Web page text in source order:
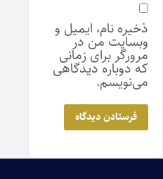
ذخیره نام، ایمیل و
وبسایت من در
مرورگر برای زمانی
که دوباره دیدگاهی
می‌نویسم.